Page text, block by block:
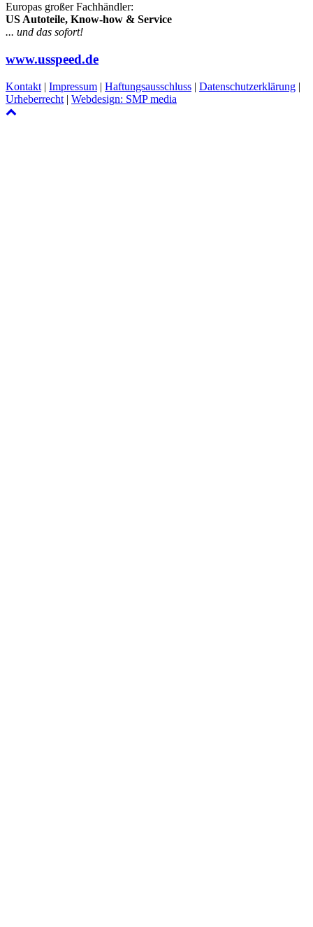
Europas großer Fachhändler:
US Autoteile, Know-how & Service
... und das sofort!
www.usspeed.de
Kontakt | Impressum | Haftungsausschluss | Datenschutzerklärung |
Urheberrecht | Webdesign: SMP media